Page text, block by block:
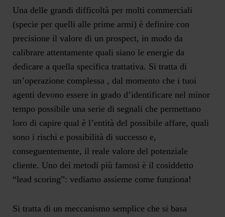
Una delle grandi difficoltà per molti commerciali
(specie per quelli alle prime armi) è definire con
precisione il valore di un prospect, in modo da
calibrare attentamente quali siano le energie da
dedicare a quella specifica trattativa. Si tratta di
un’operazione complessa , dal momento che i tuoi
agenti devono essere in grado d’identificare nel minor
tempo possibile una serie di segnali che permettano
loro di capire qual è l’entità del possibile affare, quali
sono i rischi e possibilità di successo e,
conseguentemente, il reale valore del potenziale
cliente. Uno dei metodi più famosi è il cosiddetto
“lead scoring”: vediamo assieme come funziona!
Si tratta di un meccanismo semplice che si basa